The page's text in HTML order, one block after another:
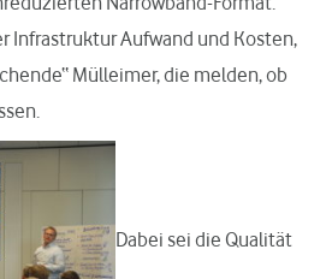
Aufwand und Kosten,
Mülleimer, die melden, ob
Dabei sei die Qualität